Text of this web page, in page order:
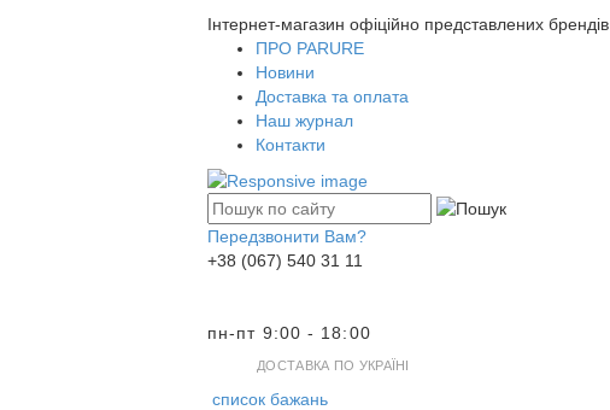
Інтернет-магазин офіційно представлених брендів
ПРО PARURE
Новини
Доставка та оплата
Наш журнал
Контакти
Передзвонити Вам?
+38 (067) 540 31 11
пн-пт 9:00 - 18:00
ДОСТАВКА ПО УКРАЇНІ
список бажань